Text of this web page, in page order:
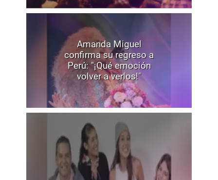
Amanda Miguel
confirma su regreso a
Perú: "¡Qué emoción
volver a verlos!"